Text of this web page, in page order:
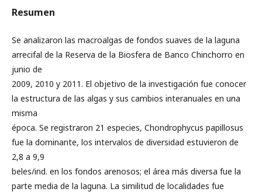
Resumen
Se analizaron las macroalgas de fondos suaves de la laguna
arrecifal de la Reserva de la Biosfera de Banco Chinchorro en
junio de
2009, 2010 y 2011. El objetivo de la investigación fue conocer
la estructura de las algas y sus cambios interanuales en una
misma
época. Se registraron 21 especies, Chondrophycus papillosus
fue la dominante, los intervalos de diversidad estuvieron de
2,8 a 9,9
beles/ind. en los fondos arenosos; el área más diversa fue la
parte media de la laguna. La similitud de localidades fue